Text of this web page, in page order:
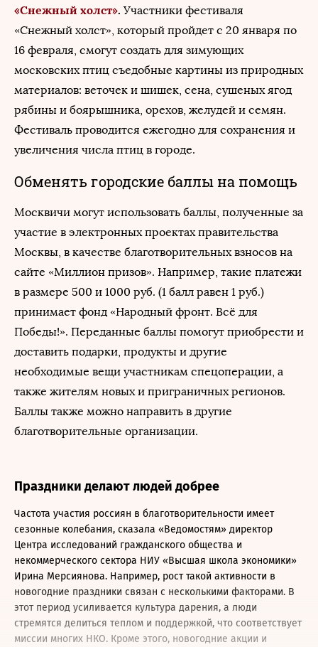
«Снежный холст». Участники фестиваля
«Снежный холст», который пройдет с 20 января по
16 февраля, смогут создать для зимующих
московских птиц съедобные картины из природных
материалов: веточек и шишек, сена, сушеных ягод
рябины и боярышника, орехов, желудей и семян.
Фестиваль проводится ежегодно для сохранения и
увеличения числа птиц в городе.
Обменять городские баллы на помощь
Москвичи могут использовать баллы, полученные за
участие в электронных проектах правительства
Москвы, в качестве благотворительных взносов на
сайте «Миллион призов». Например, такие платежи
в размере 500 и 1000 руб. (1 балл равен 1 руб.)
принимает фонд «Народный фронт. Всё для
Победы!». Переданные баллы помогут приобрести и
доставить подарки, продукты и другие
необходимые вещи участникам спецоперации, а
также жителям новых и приграничных регионов.
Баллы также можно направить в другие
благотворительные организации.
Праздники делают людей добрее
Частота участия россиян в благотворительности имеет
сезонные колебания, сказала «Ведомостям» директор
Центра исследований гражданского общества и
некоммерческого сектора НИУ «Высшая школа экономики»
Ирина Мерсиянова. Например, рост такой активности в
новогодние праздники связан с несколькими факторами. В
этот период усиливается культура дарения, а люди
стремятся делиться теплом и поддержкой, что соответствует
миссии многих НКО. Кроме этого, новогодние акции и